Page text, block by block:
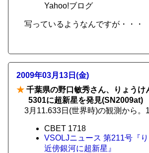
Yahoo!ブログ
写っているようなんですが・・・
2009年03月13日(金)
★ 千葉県の野口敏秀さん、りょうけ
5301に超新星を発見(SN2009at)
3月11.633日(世界時)の観測から。
CBET 1718
VSOLJニュース 第211号『
近傍銀河に超新星』